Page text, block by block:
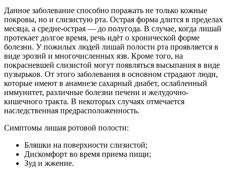
Данное заболевание способно поражать не только кожные
покровы, но и слизистую рта. Острая форма длится в пределах
месяца, а средне-острая — до полугода. В случае, когда лишай
протекает долгое время, речь идёт о хронической форме
болезни. У пожилых людей лишай полости рта проявляется в
виде эрозий и многочисленных язв. Кроме того, на
покрасневшей слизистой могут появляться высыпания в виде
пузырьков. От этого заболевания в основном страдают люди,
которые имеют в анамнезе сахарный диабет, ослабленный
иммунитет, различные болезни печени и желудочно-
кишечного тракта. В некоторых случаях отмечается
наследственная предрасположенность.
Симптомы лишая ротовой полости:
Бляшки на поверхности слизистой;
Дискомфорт во время приема пищи;
Зуд и жжение.